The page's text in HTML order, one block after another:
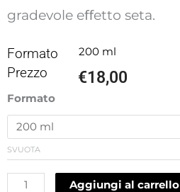
gradevole eﬀetto seta.
Formato 200 ml
Prezzo €18,00
Formato
SVUOTA
Crema
corpo
ritardante
ricrescita
peli,
Aggiungi al carrello